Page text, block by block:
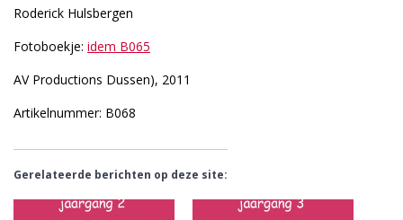
Roderick Hulsbergen
Fotoboekje: idem B065
AV Productions Dussen), 2011
Artikelnummer: B068
Gerelateerde berichten op deze site: